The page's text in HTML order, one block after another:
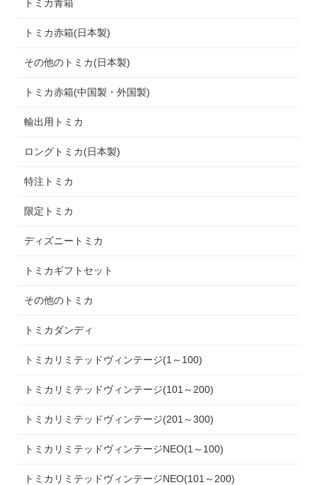
トミカ青箱
トミカ赤箱(日本製)
その他のトミカ(日本製)
トミカ赤箱(中国製・外国製)
輸出用トミカ
ロングトミカ(日本製)
特注トミカ
限定トミカ
ディズニートミカ
トミカギフトセット
その他のトミカ
トミカダンディ
トミカリミテッドヴィンテージ(1～100)
トミカリミテッドヴィンテージ(101～200)
トミカリミテッドヴィンテージ(201～300)
トミカリミテッドヴィンテージNEO(1～100)
トミカリミテッドヴィンテージNEO(101～200)